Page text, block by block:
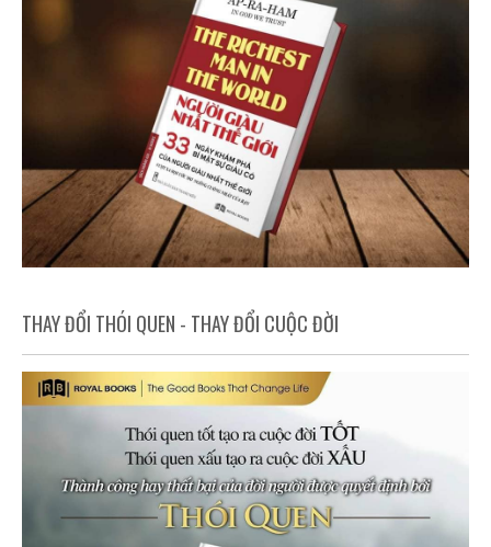
THAY ĐỔI THÓI QUEN - THAY ĐỔI CUỘC ĐỜI